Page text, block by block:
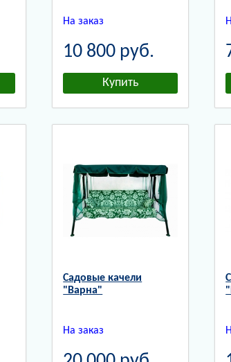
На заказ
10 800 руб.
Садовые качели
"Варна"
На заказ